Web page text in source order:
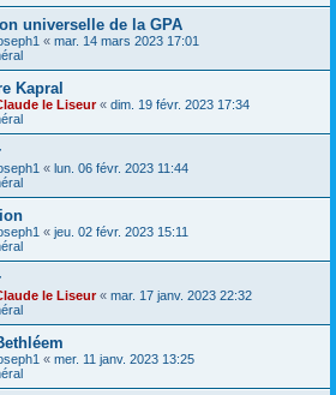
universelle de la GPA
« mar. 14 mars 2023 17:01
Kapral
le Liseur« dim. 19 févr. 2023 17:34
« lun. 06 févr. 2023 11:44
« jeu. 02 févr. 2023 15:11
le Liseur« mar. 17 janv. 2023 22:32
« mer. 11 janv. 2023 13:25